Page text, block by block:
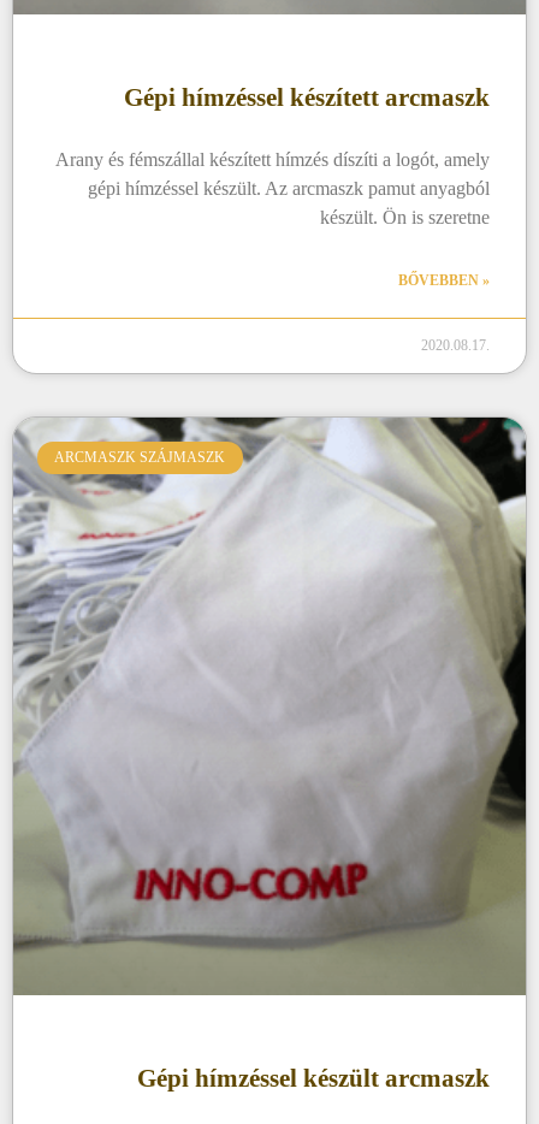
Gépi hímzéssel készített arcmaszk
Arany és fémszállal készített hímzés díszíti a logót, amely
gépi hímzéssel készült. Az arcmaszk pamut anyagból
készült. Ön is szeretne
BŐVEBBEN »
2020.08.17.
ARCMASZK SZÁJMASZK
Gépi hímzéssel készült arcmaszk